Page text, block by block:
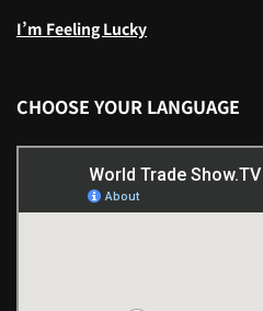
I’m Feeling Lucky
CHOOSE YOUR LANGUAGE